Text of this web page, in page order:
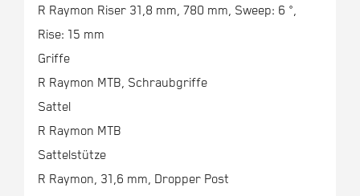
R Raymon Riser 31,8 mm, 780 mm, Sweep: 6 °,
Rise: 15 mm
Griffe
R Raymon MTB, Schraubgriffe
Sattel
R Raymon MTB
Sattelstütze
R Raymon, 31,6 mm, Dropper Post